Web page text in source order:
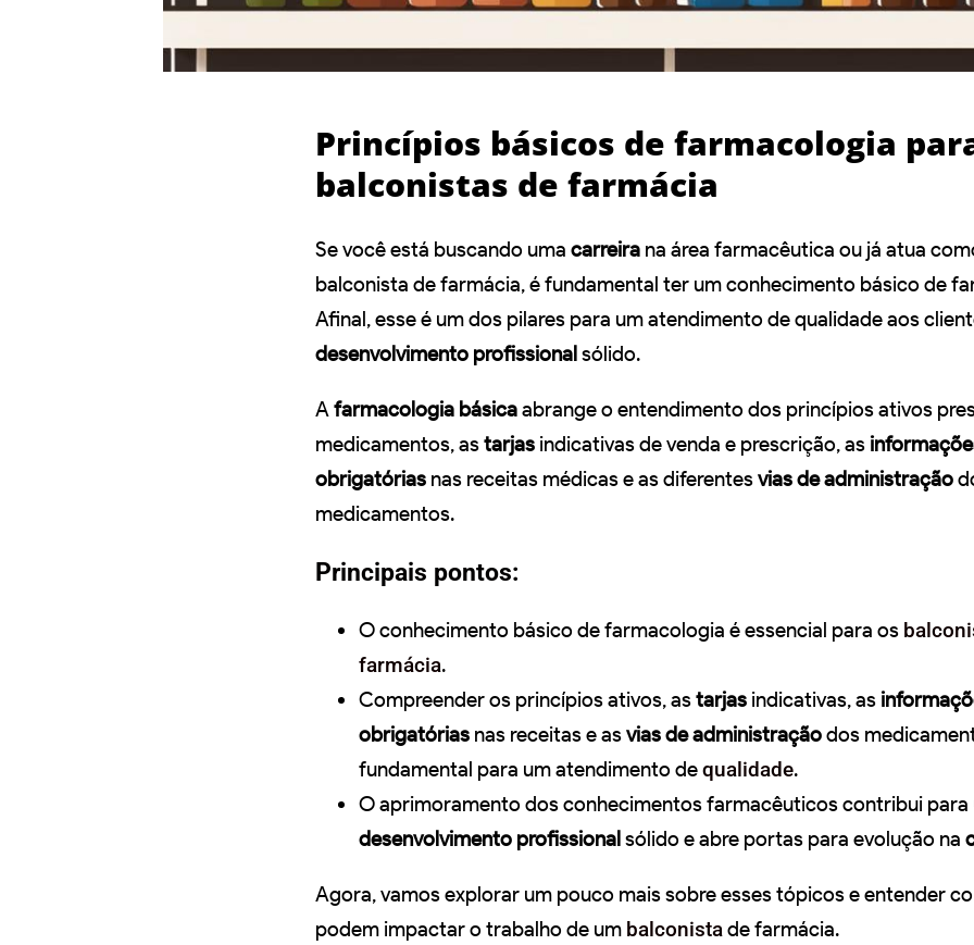
Princípios básicos de farmacologia
balconistas de farmácia
Se você está buscando uma carreira na área farmacêutica ou já atua
balconista de farmácia, é fundamental ter um conhecimento básico de
Afinal, esse é um dos pilares para um atendimento de qualidade aos
desenvolvimento profissionalsólido.
Afarmacologia básicaabrange o entendimento dos princípios ativos
medicamentos, astarjas indicativas de venda e prescrição, as
obrigatórias nas receitas médicas e as diferentesvias de administração
medicamentos.
Principais pontos:
O conhecimento básico de farmacologia é essencial para os
farmácia.
Compreender os princípios ativos, astarjas indicativas, as
obrigatórias nas receitas e asvias de administraçãodos
fundamental para um atendimento dequalidade.
O aprimoramento dos conhecimentos farmacêuticos contribui para
desenvolvimento profissionalsólido e abre portas para evolução na
Agora, vamos explorar um pouco mais sobre esses tópicos e entender
podem impactar o trabalho de um balconistade farmácia.